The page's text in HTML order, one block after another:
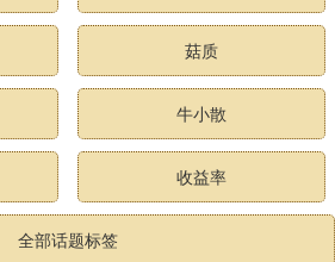
菇质
牛小散
收益率
全部话题标签